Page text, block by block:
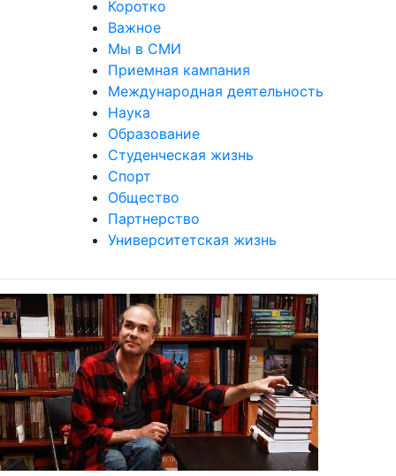
Коротко
Важное
Мы в СМИ
Приемная кампания
Международная деятельность
Наука
Образование
Студенческая жизнь
Спорт
Общество
Партнерство
Университетская жизнь